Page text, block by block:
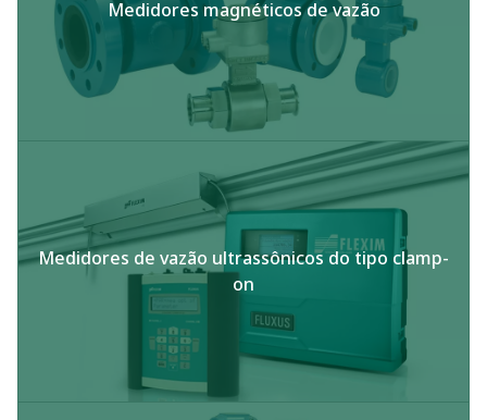
Medidores magnéticos de vazão​​
Medidores de vazão ultrassônicos do tipo clamp-
on​